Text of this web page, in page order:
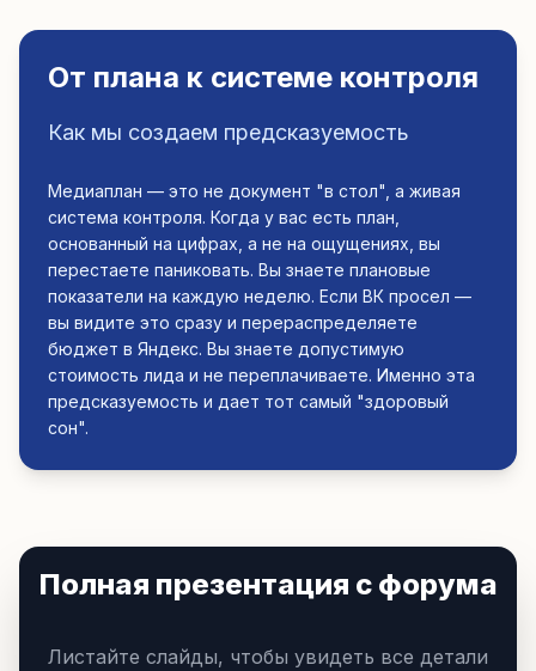
От плана к системе контроля
Как мы создаем предсказуемость
Медиаплан — это не документ "в стол", а живая
система контроля. Когда у вас есть план,
основанный на цифрах, а не на ощущениях, вы
перестаете паниковать. Вы знаете плановые
показатели на каждую неделю. Если ВК просел —
вы видите это сразу и перераспределяете
бюджет в Яндекс. Вы знаете допустимую
стоимость лида и не переплачиваете. Именно эта
предсказуемость и дает тот самый "здоровый
сон".
Полная презентация с форума
Листайте слайды, чтобы увидеть все детали